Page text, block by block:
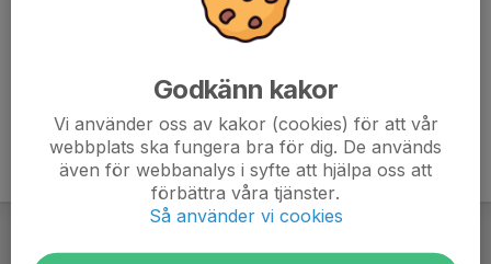
Godkänn kakor
Vi använder oss av kakor (cookies) för att vår
webbplats ska fungera bra för dig. De används
även för webbanalys i syfte att hjälpa oss att
förbättra våra tjänster.
Så använder vi cookies